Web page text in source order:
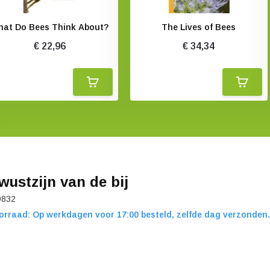
Do Bees Think About?
€ 22,96
The Lives of Bees
€ 34,34
van de bij
Op werkdagen voor 17:00 besteld, zelfde dag verzonden.